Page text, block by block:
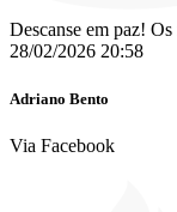
Descanse em paz!
28/02/2026 20:58
Adriano Bento
Via Facebook